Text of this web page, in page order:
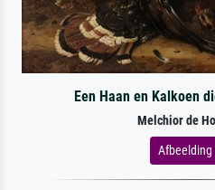
Een Haan en Kalkoen
Melchior de
Afbeelding